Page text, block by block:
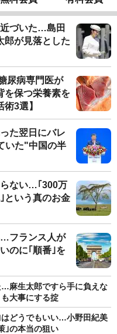
づいた…島田
郎が見落とした
尿病専門医が
を保つ栄養素を
3選】
た翌日にバレ
いた"中国の半
ない…｢300万
という真のお金
フランス人が
のに｢順番｣を
麻生太郎ですら手に負えな
大事にする掟
どうでもいい…小野田紀美
｣の本当の狙い